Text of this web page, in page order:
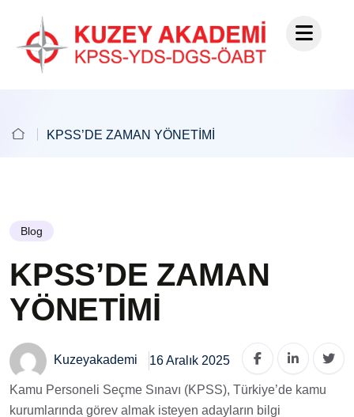
KPSS’DE ZAMAN YÖNETİMİ
Blog
KPSS’DE ZAMAN
YÖNETİMİ
Kuzeyakademi 16 Aralık 2025
Kamu Personeli Seçme Sınavı (KPSS), Türkiye’de kamu
kurumlarında görev almak isteyen adayların bilgi